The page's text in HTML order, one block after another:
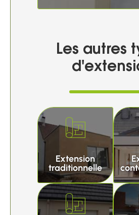
Les autres
Extension
traditionnelle